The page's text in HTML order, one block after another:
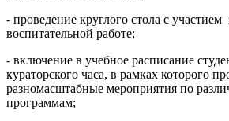
- проведение круглого стола с
воспитательной работе;
- включение в учебное расписание
кураторского часа, в рамках которого
разномасштабные мероприятия по
программам;